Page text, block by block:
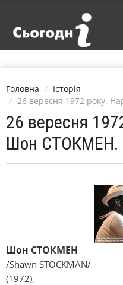
Головна
Історія
26 вересня 1972 року.
26 вересня
Шон СТОКМЕН.
Шон СТОКМЕН
/Shawn STOCKMAN/
(1972),